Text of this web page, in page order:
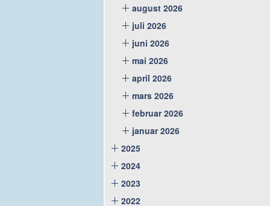
august 2026
juli 2026
juni 2026
mai 2026
april 2026
mars 2026
februar 2026
januar 2026
2025
2024
2023
2022